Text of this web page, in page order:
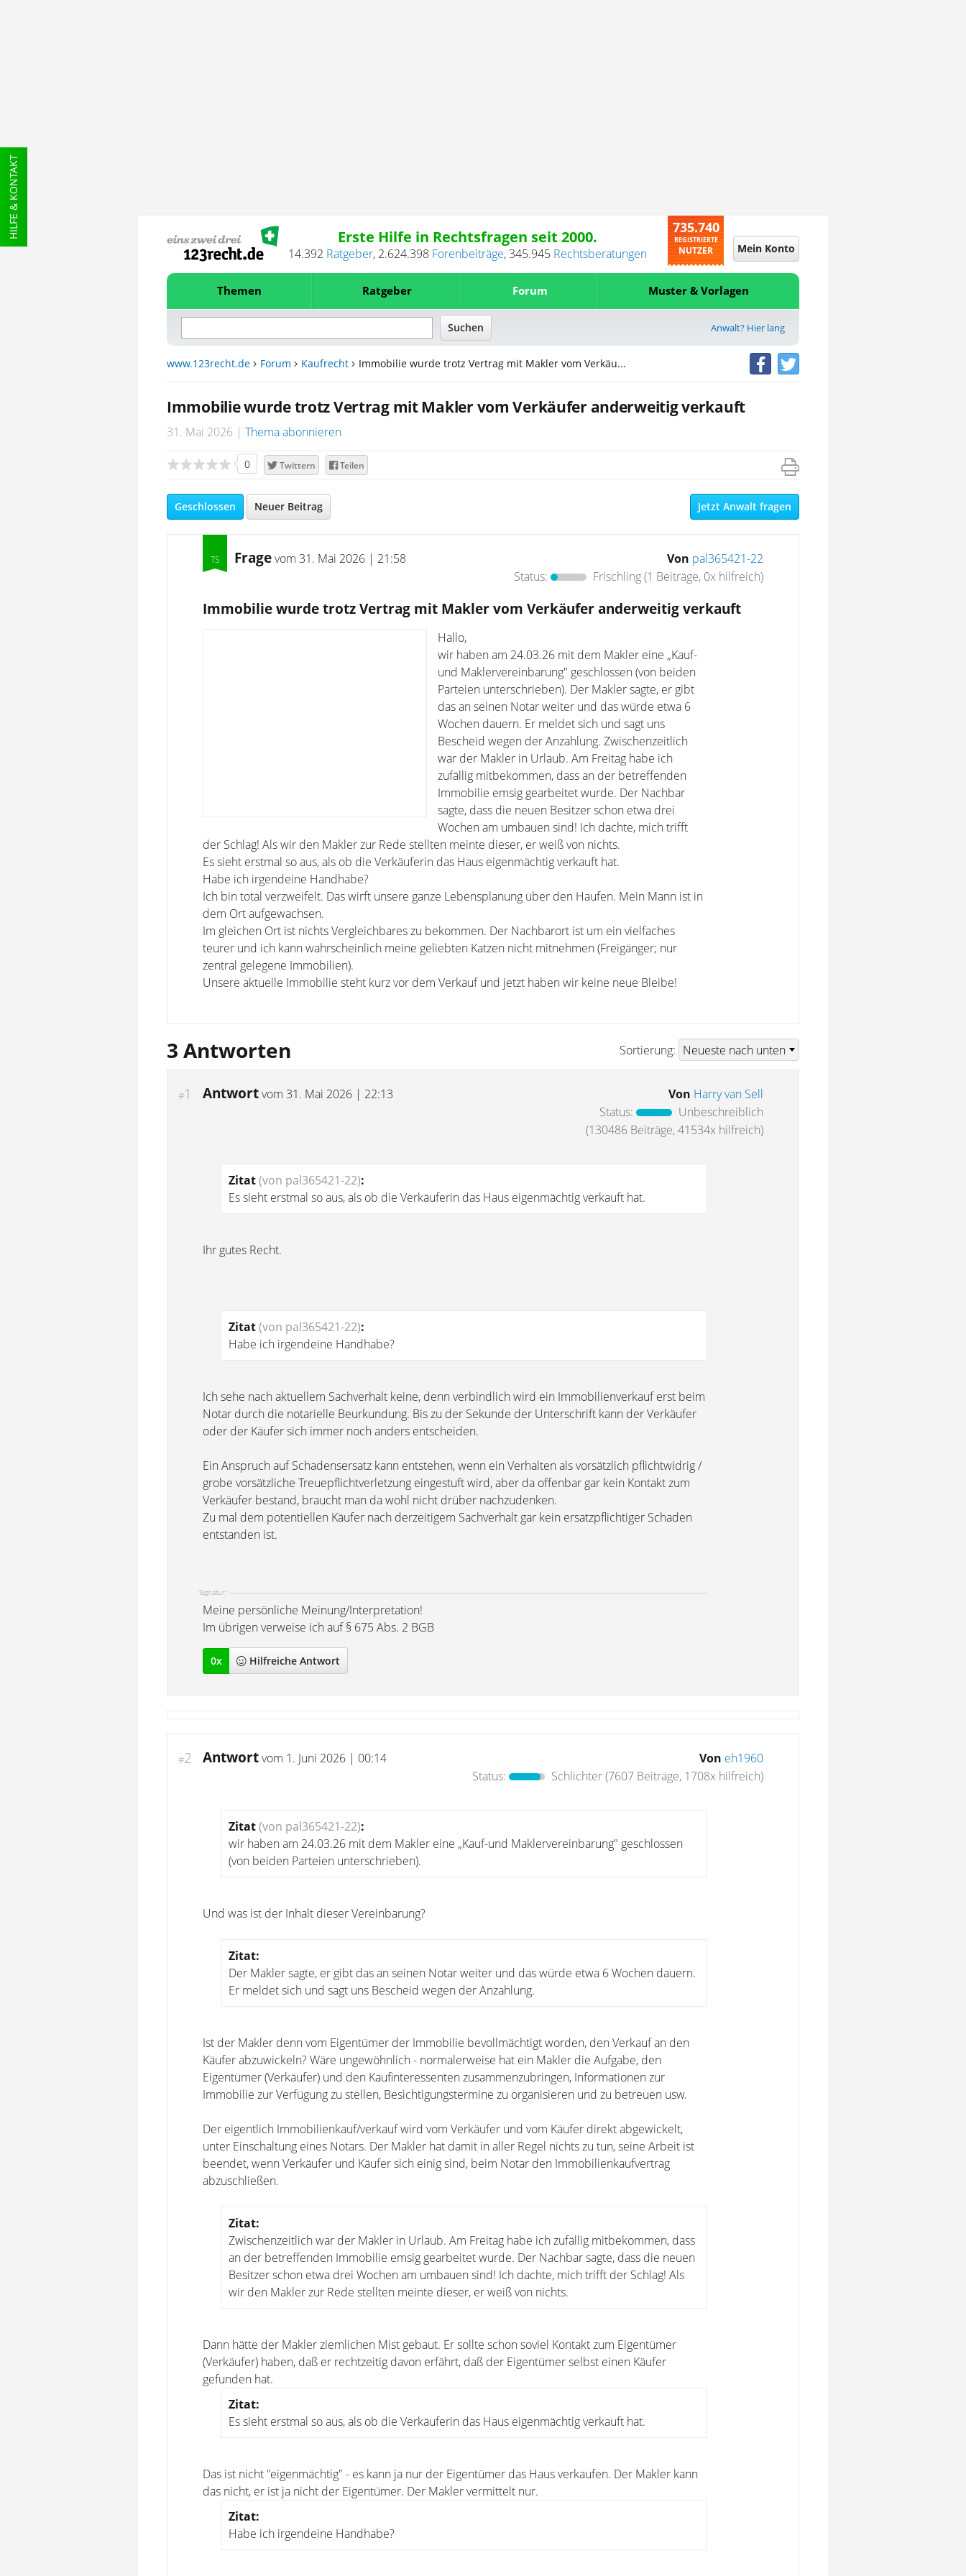
HILFE & KONTAKT Erste Hilfe in Rechtsfragen seit 2000.
14.392 Ratgeber, 2.624.398 Forenbeiträge,345.945 Rechtsberatungen
735.740
REGISTRIERTE
NUTZER Mein Konto
Themen Ratgeber Forum Muster & Vorlagen
Anwalt? Hier lang
www.123recht.de Forum Kaufrecht Immobilie wurde trotz Vertrag mit Makler vom Verkäu...
Immobilie wurde trotz Vertrag mit Makler vom Verkäufer anderweitig verkauft
31. Mai 2026 Thema abonnieren
0 Twittern Teilen
Geschlossen Neuer Beitrag Jetzt Anwalt fragen
Fragevom 31. Mai 2026 | 21:58 Von pal365421-22
Status:
Frischling(1 Beiträge, 0x hilfreich)
Immobilie wurde trotz Vertrag mit Makler vom Verkäufer anderweitig verkauft
Hallo,
wir haben am 24.03.26 mit dem Makler eine „Kauf-
und Maklervereinbarung" geschlossen (von beiden
Parteien unterschrieben). Der Makler sagte, er gibt
das an seinen Notar weiter und das würde etwa 6
Wochen dauern. Er meldet sich und sagt uns
Bescheid wegen der Anzahlung. Zwischenzeitlich
war der Makler in Urlaub. Am Freitag habe ich
zufällig mitbekommen, dass an der betreffenden
Immobilie emsig gearbeitet wurde. Der Nachbar
sagte, dass die neuen Besitzer schon etwa drei
Wochen am umbauen sind! Ich dachte, mich trifft
der Schlag! Als wir den Makler zur Rede stellten meinte dieser, er weiß von nichts.
Es sieht erstmal so aus, als ob die Verkäuferin das Haus eigenmächtig verkauft hat.
Habe ich irgendeine Handhabe?
Ich bin total verzweifelt. Das wirft unsere ganze Lebensplanung über den Haufen. Mein Mann ist in
dem Ort aufgewachsen.
Im gleichen Ort ist nichts Vergleichbares zu bekommen. Der Nachbarort ist um ein vielfaches
teurer und ich kann wahrscheinlich meine geliebten Katzen nicht mitnehmen (Freigänger; nur
zentral gelegene Immobilien).
Unsere aktuelle Immobilie steht kurz vor dem Verkauf und jetzt haben wir keine neue Bleibe!
3 Antworten Sortierung:
#1 Antwortvom 31. Mai 2026 | 22:13 Von Harry van Sell
Status:
Unbeschreiblich
(130486 Beiträge, 41534x hilfreich)
Zitat(von pal365421-22):
Es sieht erstmal so aus, als ob die Verkäuferin das Haus eigenmächtig verkauft hat.
Ihr gutes Recht.
Zitat(von pal365421-22):
Habe ich irgendeine Handhabe?
Ich sehe nach aktuellem Sachverhalt keine, denn verbindlich wird ein Immobilienverkauf erst beim
Notar durch die notarielle Beurkundung. Bis zu der Sekunde der Unterschrift kann der Verkäufer
oder der Käufer sich immer noch anders entscheiden.
Ein Anspruch auf Schadensersatz kann entstehen, wenn ein Verhalten als vorsätzlich pflichtwidrig /
grobe vorsätzliche Treuepflichtverletzung eingestuft wird, aber da offenbar gar kein Kontakt zum
Verkäufer bestand, braucht man da wohl nicht drüber nachzudenken.
Zu mal dem potentiellen Käufer nach derzeitigem Sachverhalt gar kein ersatzpflichtiger Schaden
entstanden ist.
Signatur:
Meine persönliche Meinung/Interpretation!
Im übrigen verweise ich auf § 675 Abs. 2 BGB
0x Hilfreiche Antwort
#2 Antwortvom 1. Juni 2026 | 00:14 Von eh1960
Status:
Schlichter(7607 Beiträge, 1708x hilfreich)
Zitat(von pal365421-22):
wir haben am 24.03.26 mit dem Makler eine „Kauf-und Maklervereinbarung" geschlossen
(von beiden Parteien unterschrieben).
Und was ist der Inhalt dieser Vereinbarung?
Zitat:
Der Makler sagte, er gibt das an seinen Notar weiter und das würde etwa 6 Wochen dauern.
Er meldet sich und sagt uns Bescheid wegen der Anzahlung.
Ist der Makler denn vom Eigentümer der Immobilie bevollmächtigt worden, den Verkauf an den
Käufer abzuwickeln? Wäre ungewöhnlich - normalerweise hat ein Makler die Aufgabe, den
Eigentümer (Verkäufer) und den Kaufinteressenten zusammenzubringen, Informationen zur
Immobilie zur Verfügung zu stellen, Besichtigungstermine zu organisieren und zu betreuen usw.
Der eigentlich Immobilienkauf/verkauf wird vom Verkäufer und vom Käufer direkt abgewickelt,
unter Einschaltung eines Notars. Der Makler hat damit in aller Regel nichts zu tun, seine Arbeit ist
beendet, wenn Verkäufer und Käufer sich einig sind, beim Notar den Immobilienkaufvertrag
abzuschließen.
Zitat:
Zwischenzeitlich war der Makler in Urlaub. Am Freitag habe ich zufällig mitbekommen, dass
an der betreffenden Immobilie emsig gearbeitet wurde. Der Nachbar sagte, dass die neuen
Besitzer schon etwa drei Wochen am umbauen sind! Ich dachte, mich trifft der Schlag! Als
wir den Makler zur Rede stellten meinte dieser, er weiß von nichts.
Dann hätte der Makler ziemlichen Mist gebaut. Er sollte schon soviel Kontakt zum Eigentümer
(Verkäufer) haben, daß er rechtzeitig davon erfährt, daß der Eigentümer selbst einen Käufer
gefunden hat.
Zitat:
Es sieht erstmal so aus, als ob die Verkäuferin das Haus eigenmächtig verkauft hat.
Das ist nicht "eigenmächtig" - es kann ja nur der Eigentümer das Haus verkaufen. Der Makler kann
das nicht, er ist ja nicht der Eigentümer. Der Makler vermittelt nur.
Zitat:
Habe ich irgendeine Handhabe?